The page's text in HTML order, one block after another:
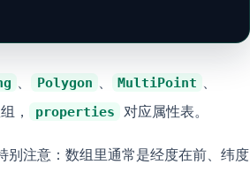
、 Polygon 、 MultiPoint 、
， properties 对应属性表。
别注意：数组里通常是经度在前、纬度